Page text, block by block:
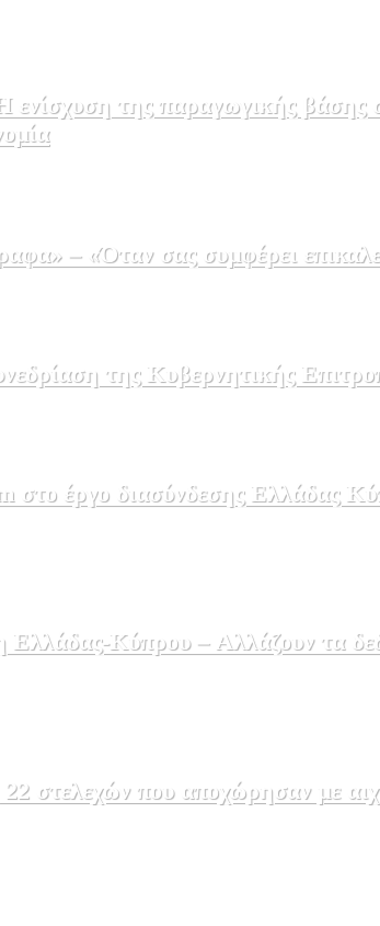
της παραγωγικής βάσης
– «Όταν σας συμφέρει
της Κυβερνητικής
έργο διασύνδεσης Ελλάδας
Κύπρου – Αλλάζουν τα
που αποχώρησαν με